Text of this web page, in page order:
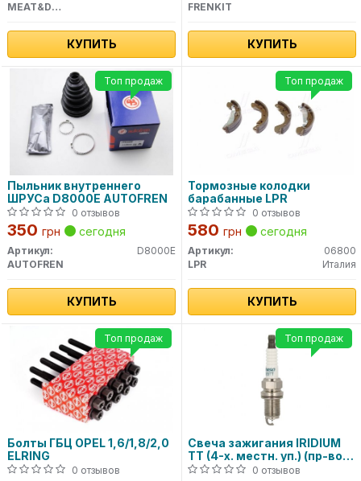
MEAT&DORIA
КУПИТЬ
FRENKIT
КУПИТЬ
Пыльник внутреннего
ШРУСа D8000E AUTOFREN
0 отзывов
350 грн сегодня
Артикул:
D8000E
AUTOFREN
КУПИТЬ
Топ продаж
Тормозные колодки
барабанные LPR
0 отзывов
580 грн сегодня
Артикул:
06800
LPR
Италия
КУПИТЬ
Топ продаж
Болты ГБЦ OPEL 1,6/1,8/2,0
ELRING
0 отзывов
Топ продаж
Свеча зажигания IRIDIUM
TT (4-х. местн. уп.) (пр-во
DENSO)
0 отзывов
Топ продаж